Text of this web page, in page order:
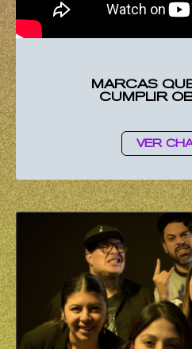
MARCAS
CUMPLIR
VER